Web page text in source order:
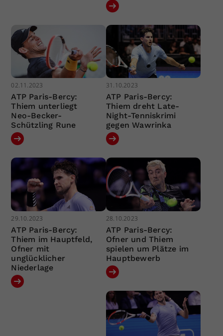
02.11.2023
ATP Paris-Bercy:
Thiem unterliegt
Neo-Becker-
Schützling Rune
31.10.2023
ATP Paris-Bercy:
Thiem dreht Late-
Night-Tenniskrimi
gegen Wawrinka
29.10.2023
ATP Paris-Bercy:
Thiem im Hauptfeld,
Ofner mit
unglücklicher
Niederlage
28.10.2023
ATP Paris-Bercy:
Ofner und Thiem
spielen um Plätze im
Hauptbewerb